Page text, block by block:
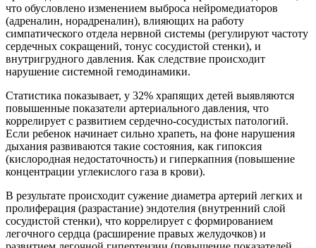
что обусловлено изменением выброса нейромедиаторов
(адреналин, норадреналин), влияющих на работу
симпатического отдела нервной системы (регулируют частоту
сердечных сокращений, тонус сосудистой стенки), и
внутригрудного давления. Как следствие происходит
нарушение системной гемодинамики.
Статистика показывает, у 32% храпящих детей выявляются
повышенные показатели артериального давления, что
коррелирует с развитием сердечно-сосудистых патологий.
Если ребенок начинает сильно храпеть, на фоне нарушения
дыхания развиваются такие состояния, как гипоксия
(кислородная недостаточность) и гиперкапния (повышение
концентрации углекислого газа в крови).
В результате происходит сужение диаметра артерий легких и
пролиферация (разрастание) эндотелия (внутренний слой
сосудистой стенки), что коррелирует с формированием
легочного сердца (расширение правых желудочков) и